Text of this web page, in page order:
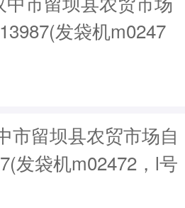
发袋机m0247
市留坝县农贸市场自
发袋机m02472，l号